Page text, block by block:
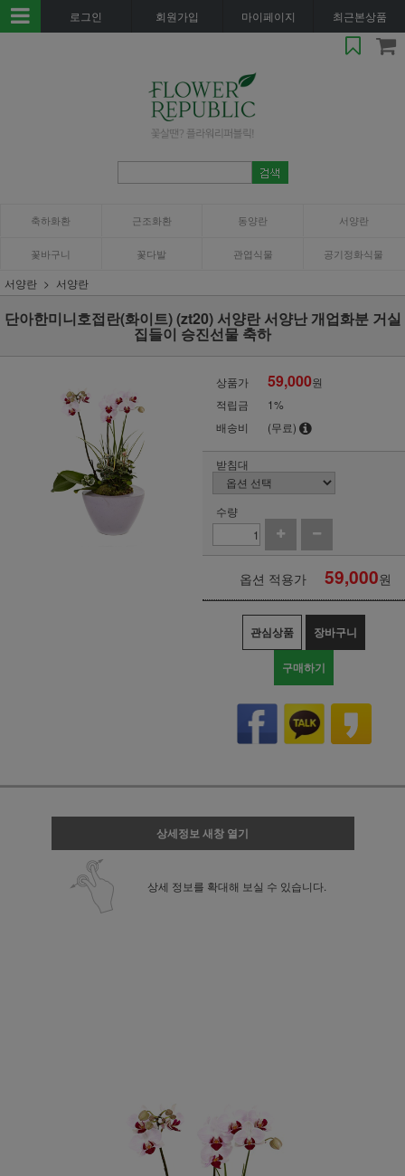
로그인 회원가입 마이페이지 최근본상품
축하화환 근조화환 동양란 서양란
꽃바구니 꽃다발 관엽식물 공기정화식물
서양란 서양란
단아한미니호접란(화이트) (zt20) 서양란 서양난 개업화분 거실
집들이 승진선물 축하
상품가 59,000원
적립금
1%
배송비
(무료)
받침대
수량
옵션 적용가 59,000원
관심상품 장바구니
구매하기
상세정보 새창 열기
상세 정보를 확대해 보실 수 있습니다.